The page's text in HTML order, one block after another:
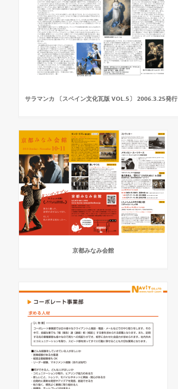
サラマンカ 〔スペイン文化瓦版 VOL.5〕 2006.3.25発行
京都みなみ会館